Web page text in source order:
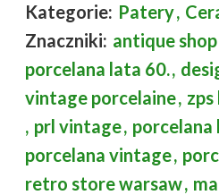
Kategorie: Patery,
Znaczniki: antique
porcelana lata 60.,
vintage porcelaine,
, prl vintage, porcelana
porcelana vintage,
retro store warsaw,